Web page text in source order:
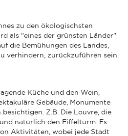
zu den ökologischsten
als "eines der grünsten Länder"
die Bemühungen des Landes,
verhindern, zurückzuführen sein.
Küche und den Wein,
Gebäude, Monumente
Z.B. Die Louvre, die
natürlich den Eiffelturm. Es
Aktivitäten, wobei jede Stadt